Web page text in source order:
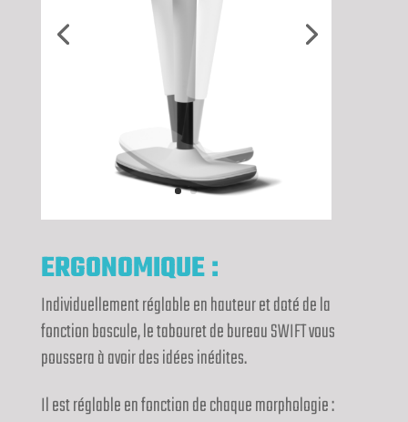
ERGONOMIQUE :
Individuellement réglable en hauteur et doté de la
fonction bascule, le tabouret de bureau SWIFT vous
poussera à avoir des idées inédites.
Il est réglable en fonction de chaque morphologie :